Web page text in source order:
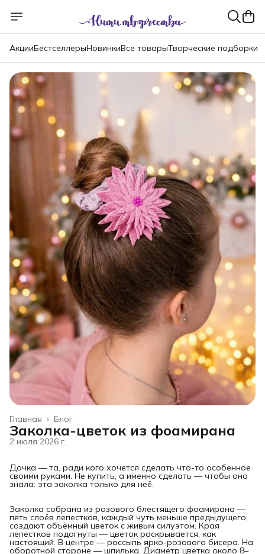
АкцииБестселлерыНовинкиВсе товарыТворческие подборки
Блог
Главная ›
Заколка-цветок из фоамирана
2 июля 2026 г.
Дочка — та, ради кого хочется сделать что-то особенное
своими руками. Не купить, а именно сделать — чтобы она
знала: эта заколка только для неё.
Заколка собрана из розового блестящего фоамирана —
пять слоёв лепестков, каждый чуть меньше предыдущего,
создают объёмный цветок с живым силуэтом. Края
лепестков подогнуты — цветок раскрывается, как
настоящий. В центре — россыпь ярко-розового бисера. На
оборотной стороне — шпилька. Диаметр цветка около 8–